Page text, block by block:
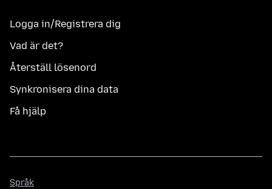
Logga in/Registrera dig
Vad är det?
Återställ lösenord
Synkronisera dina data
Få hjälp
Språk